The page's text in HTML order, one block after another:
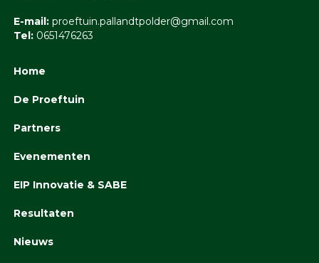
E-mail: proeftuin.pallandtpolder@gmail.com
Tel: 0651476263
Home
De Proeftuin
Partners
Evenementen
EIP Innovatie & SABE
Resultaten
Nieuws